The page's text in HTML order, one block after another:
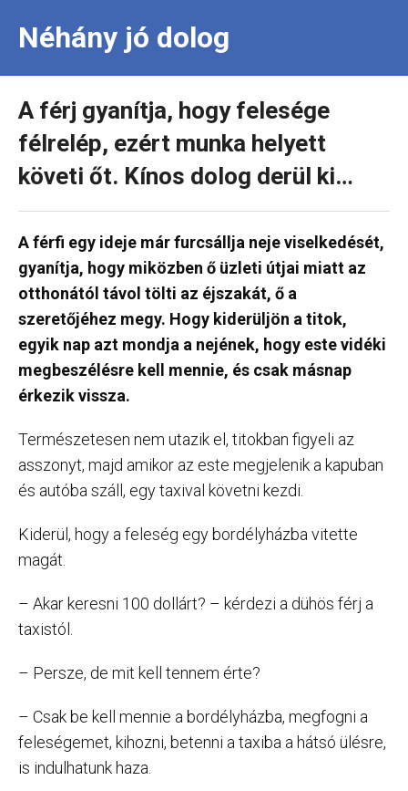
Néhány jó dolog
A férj gyanítja, hogy felesége
félrelép, ezért munka helyett
követi őt. Kínos dolog derül ki…
A férfi egy ideje már furcsállja neje viselkedését,
gyanítja, hogy miközben ő üzleti útjai miatt az
otthonától távol tölti az éjszakát, ő a
szeretőjéhez megy. Hogy kiderüljön a titok,
egyik nap azt mondja a nejének, hogy este vidéki
megbeszélésre kell mennie, és csak másnap
érkezik vissza.
Természetesen nem utazik el, titokban figyeli az
asszonyt, majd amikor az este megjelenik a kapuban
és autóba száll, egy taxival követni kezdi.
Kiderül, hogy a feleség egy bordélyházba vitette
magát.
– Akar keresni 100 dollárt? – kérdezi a dühös férj a
taxistól.
– Persze, de mit kell tennem érte?
– Csak be kell mennie a bordélyházba, megfogni a
feleségemet, kihozni, betenni a taxiba a hátsó ülésre,
is indulhatunk haza.